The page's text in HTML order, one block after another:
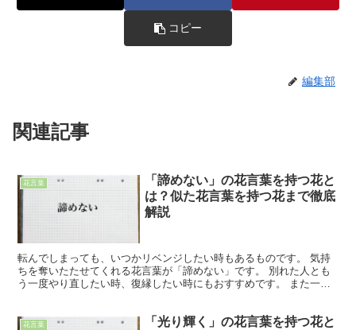
コピー
編集部
関連記事
花言葉
「諦めない」の花言葉を持つ花と
は？似た花言葉を持つ花まで徹底
解説
転んでしまっても、いつかリベンジしたい時もあるものです。 気持
ちを奪いたたせてくれる花言葉が「諦めない」です。 別れた人とも
う一度やり直したい時、復縁したい時にもおすすめです。 また一度
花言葉 「光り輝く」の花言葉を持つ花と